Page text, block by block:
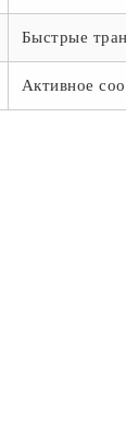
Быстрые
Активное